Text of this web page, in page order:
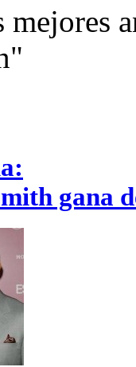
gana